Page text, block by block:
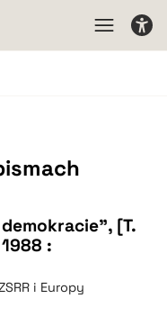
[T.
:
i Europy